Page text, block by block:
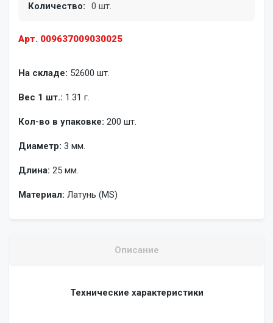
Арт. 009637009030025
На складе: 52600 шт.
Вес 1 шт.: 1.31 г.
Кол-во в упаковке: 200 шт.
Диаметр: 3 мм.
Длина: 25 мм.
Материал: Латунь (MS)
Количество: 0 шт.
Описание
Технические характеристики